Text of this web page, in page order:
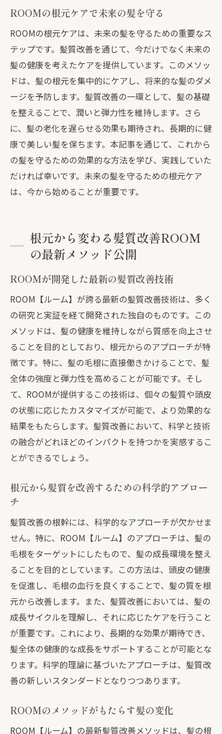
ROOMの根元ケアで未来の髪を守る
ROOMの根元ケアは、未来の髪を守るための重要なス
テップです。髪質改善を通じて、今だけでなく未来の
髪の健康を考えたケアを提供しています。このメソッ
ドは、髪の根元を集中的にケアし、将来的な髪のダメ
ージを予防します。髪質改善の一環として、髪の基礎
を整えることで、潤いと弾力性を維持します。さら
に、髪の老化を遅らせる効果も期待され、長期的に健
康で美しい髪を保ちます。本記事を通じて、これから
の髪を守るための効果的な方法を学び、実践していた
だければ幸いです。未来の髪を守るための根元ケア
は、今から始めることが重要です。
根元から変わる髪質改善ROOM
の最新メソッド公開
ROOMが開発した最新の髪質改善技術
ROOM【ルーム】が誇る最新の髪質改善技術は、多く
の研究と実証を経て開発された独自のものです。この
メソッドは、髪の健康を維持しながら質感を向上させ
ることを目的としており、根元からのアプローチが特
徴です。特に、髪の毛根に直接働きかけることで、髪
全体の強度と弾力性を高めることが可能です。そし
て、ROOMが提供するこの技術は、個々の髪質や頭皮
の状態に応じたカスタマイズが可能で、より効果的な
結果をもたらします。髪質改善において、科学と技術
の融合がどれほどのインパクトを持つかを実感するこ
とができるでしょう。
根元から髪質を改善するための科学的アプロー
チ
髪質改善の根幹には、科学的なアプローチが欠かせま
せん。特に、ROOM【ルーム】のアプローチは、髪の
毛根をターゲットにしたもので、髪の成長環境を整え
ることを目的としています。この方法は、頭皮の健康
を促進し、毛根の血行を良くすることで、髪の質を根
元から改善します。また、髪質改善においては、髪の
成長サイクルを理解し、それに応じたケアを行うこと
が重要です。これにより、長期的な効果が期待でき、
髪全体の健康的な成長をサポートすることが可能とな
ります。科学的理論に基づいたアプローチは、髪質改
善の新しいスタンダードとなりつつあります。
ROOMのメソッドがもたらす髪の変化
ROOM【ルーム】の最新髪質改善メソッドは、髪の根